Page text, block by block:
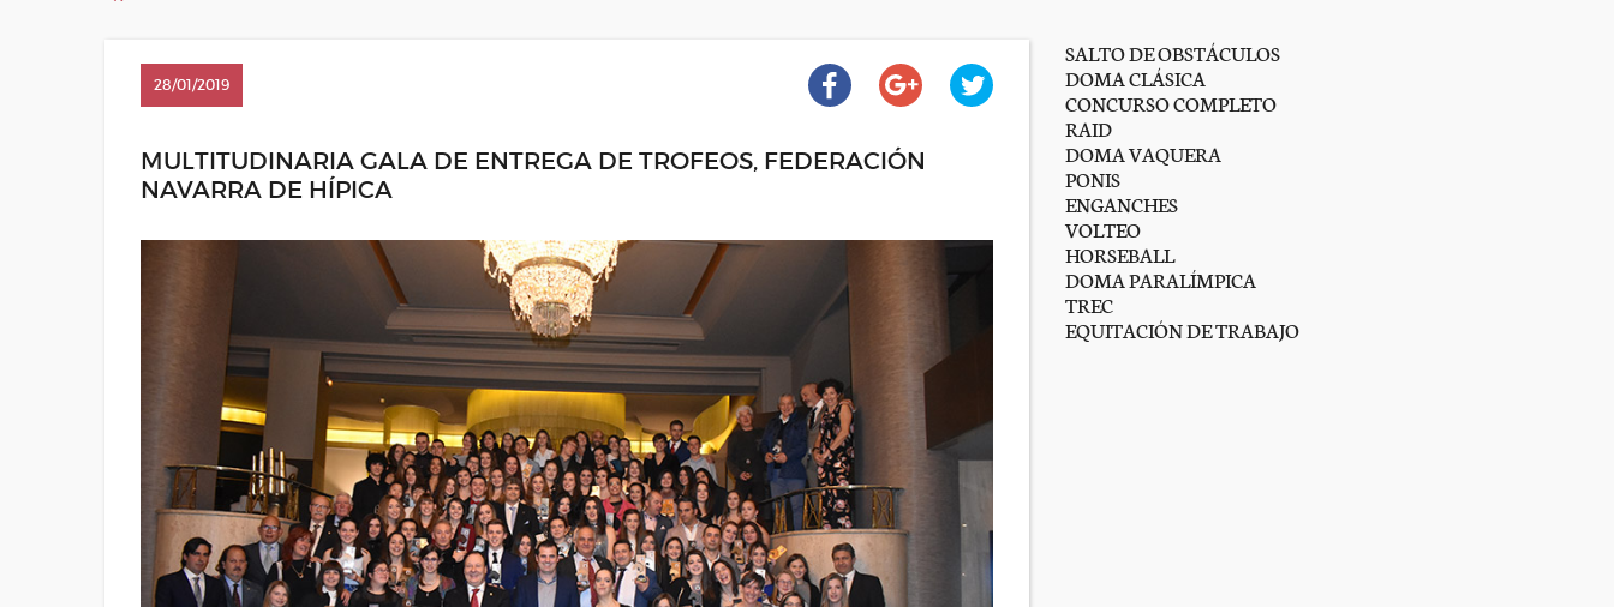
28/01/2019
MULTITUDINARIA GALA DE ENTREGA DE TROFEOS, FEDERACIÓN
NAVARRA DE HÍPICA
SALTO DE OBSTÁCULOS
DOMA CLÁSICA
CONCURSO COMPLETO
RAID
DOMA VAQUERA
PONIS
ENGANCHES
VOLTEO
HORSEBALL
DOMA PARALÍMPICA
TREC
EQUITACIÓN DE TRABAJO